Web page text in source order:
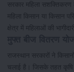
सरकार महिला सशक्तिकरण
महिला किसान या किसान
क्षेत्र में महिलाओं की
राजस्थान सरकारों ने
चलाई है। जिसके तहत कृषि